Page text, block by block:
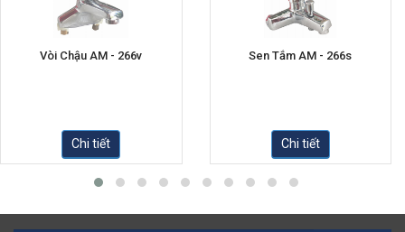
Vòi Chậu AM - 266v
Chi tiết
Sen Tắm AM - 266s
Chi tiết